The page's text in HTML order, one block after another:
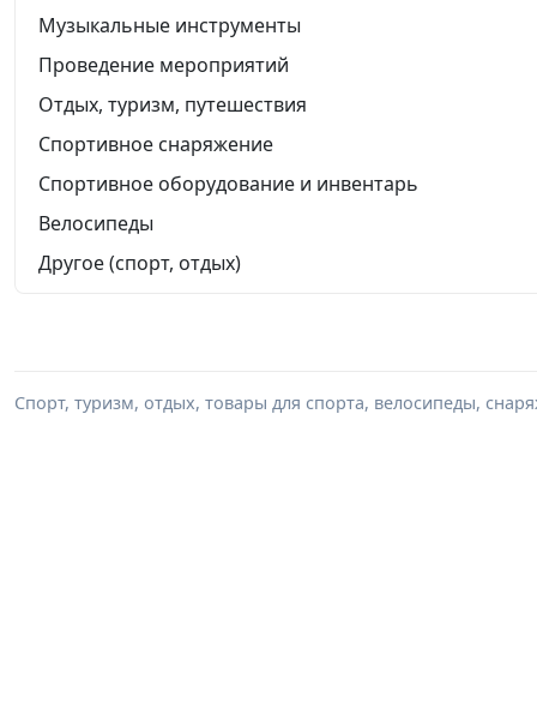
Музыкальные инструменты
Проведение мероприятий
Отдых, туризм, путешествия
Спортивное снаряжение
Спортивное оборудование и инвентарь
Велосипеды
Другое (спорт, отдых)
Спорт, туризм, отдых, товары для спорта, велосипеды,